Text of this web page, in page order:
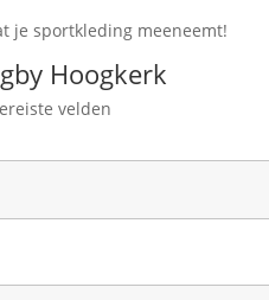
je sportkleding meeneemt!
Hoogkerk
velden